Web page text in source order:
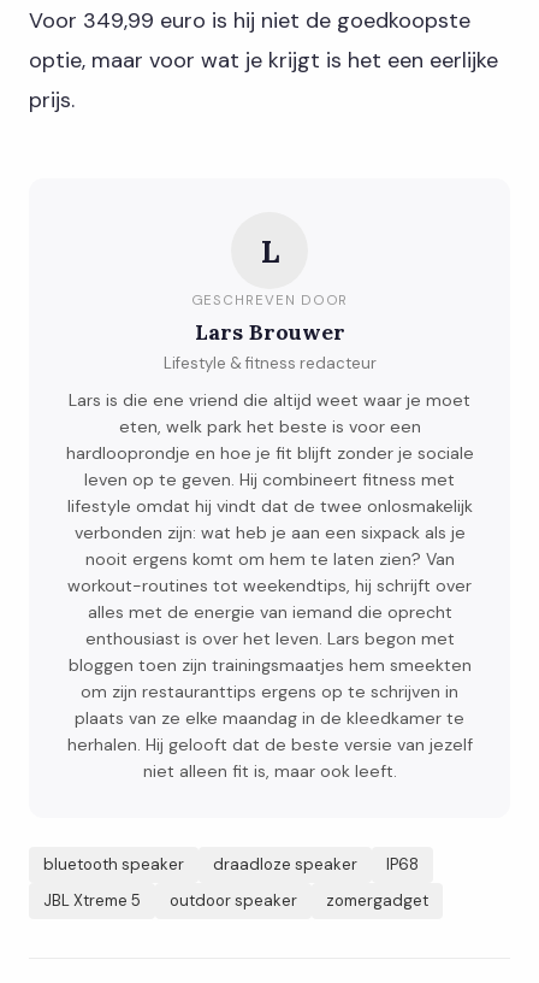
Voor 349,99 euro is hij niet de goedkoopste
optie, maar voor wat je krijgt is het een eerlijke
prijs.
L
GESCHREVEN DOOR
Lars Brouwer
Lifestyle & fitness redacteur
Lars is die ene vriend die altijd weet waar je moet
eten, welk park het beste is voor een
hardlooprondje en hoe je fit blijft zonder je sociale
leven op te geven. Hij combineert fitness met
lifestyle omdat hij vindt dat de twee onlosmakelijk
verbonden zijn: wat heb je aan een sixpack als je
nooit ergens komt om hem te laten zien? Van
workout-routines tot weekendtips, hij schrijft over
alles met de energie van iemand die oprecht
enthousiast is over het leven. Lars begon met
bloggen toen zijn trainingsmaatjes hem smeekten
om zijn restauranttips ergens op te schrijven in
plaats van ze elke maandag in de kleedkamer te
herhalen. Hij gelooft dat de beste versie van jezelf
niet alleen fit is, maar ook leeft.
bluetooth speaker draadloze speaker
IP68
JBL Xtreme 5
outdoor speaker zomergadget